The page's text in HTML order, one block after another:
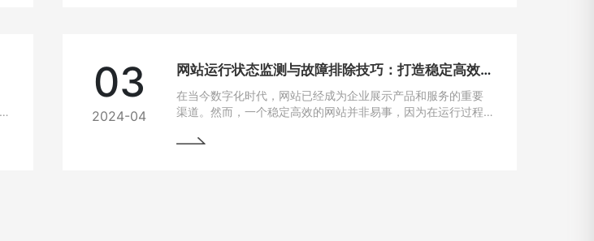
03
2024-04
网站运行状态监测与故障排除技巧：打造稳定高效的在线平台
在当今数字化时代，网站已经成为企业展示产品和服务的重要
渠道。然而，一个稳定高效的网站并非易事，因为在运行过程
与故障排除的技巧，帮助网站管理员掌握关键要领，确保网站